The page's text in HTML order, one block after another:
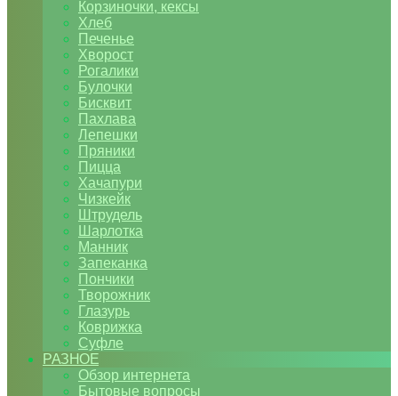
Корзиночки, кексы
Хлеб
Печенье
Хворост
Рогалики
Булочки
Бисквит
Пахлава
Лепешки
Пряники
Пицца
Хачапури
Чизкейк
Штрудель
Шарлотка
Манник
Запеканка
Пончики
Творожник
Глазурь
Коврижка
Суфле
РАЗНОЕ
Обзор интернета
Бытовые вопросы